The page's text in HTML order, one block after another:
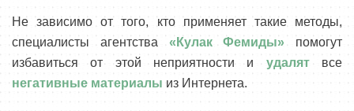
Не зависимо от того, кто применяет такие методы,
специалисты агентства «Кулак Фемиды» помогут
избавиться от этой неприятности и удалятвсе
негативные материалы из Интернета.